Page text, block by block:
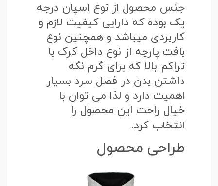
جنس محصول از نوع اسپان درجه
یک بوده که دارایی کیفیت لازم و
کاربردی میباشد و همچنین نوع
بافت پارچه از نوع داخل کرک با
تراکم بالا که برای گرم نگه
داشتن بدن در فصل سرد بسیار
اهمیت دارد و لذا می توان با
خیال راحت این محصول را
انتخاب کرد.
طراحی محصول